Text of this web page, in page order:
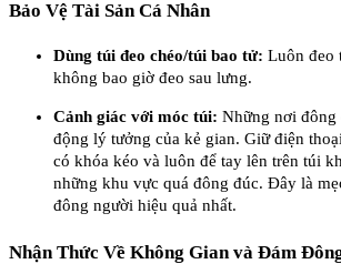
Bảo Vệ Tài Sản Cá Nhân
Dùng túi đeo chéo/túi bao tử: Luôn đeo
không bao giờ đeo sau lưng.
Cảnh giác với móc túi: Những nơi đông
động lý tưởng của kẻ gian. Giữ điện
có khóa kéo và luôn để tay lên trên túi
những khu vực quá đông đúc. Đây là
đông người hiệu quả nhất.
Nhận Thức Về Không Gian và Đám